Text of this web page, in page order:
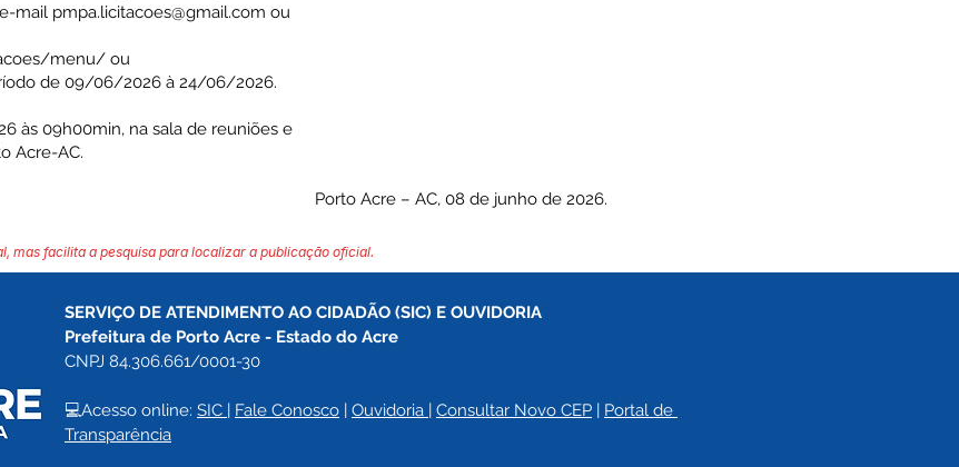
mail pmpa.licitacoes@gmail.com ou
menu/ ou
de 09/06/2026 à 24/06/2026.
às 09h00min, na sala de reuniões e
Acre-AC.
Porto Acre – AC, 08 de junho de 2026.
mas facilita a pesquisa para localizar a publicação oficial.
SERVIÇO DE ATENDIMENTO AO CIDADÃO (SIC) E OUVIDORIA
Prefeitura de Porto Acre - Estado do Acre
CNPJ 84.306.661/0001-30
💻Acesso online: SIC | Fale Conosco | Ouvidoria | Consultar Novo CEP | Portal de
Transparência